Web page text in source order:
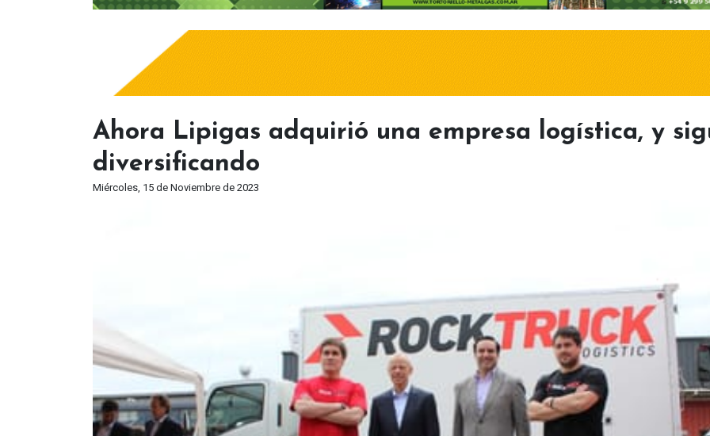
Ahora Lipigas adquirió una empresa logística, y
diversificando
Miércoles, 15 de Noviembre de 2023